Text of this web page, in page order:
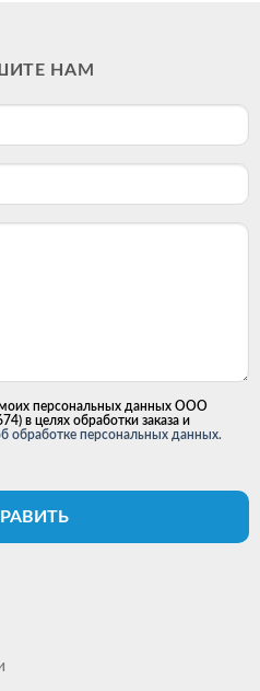
НАМ
моих персональных данных ООО
в целях обработки заказа и
обработке персональных данных.